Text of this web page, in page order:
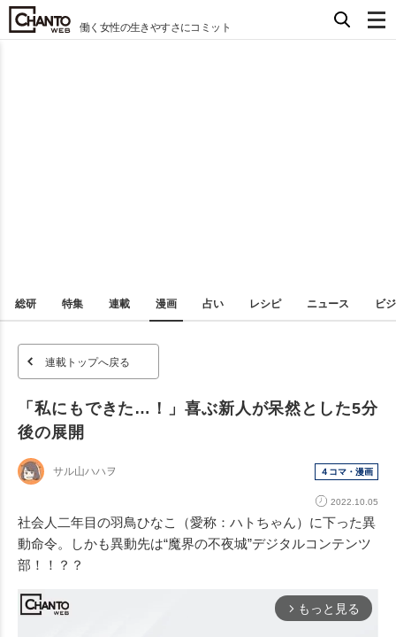
働く女性の生きやすさにコミット
総研 特集 連載 漫画 占い レシピ ニュース ビ
連載トップへ戻る
「私にもできた…！」喜ぶ新人が呆然とした5分
後の展開
サル山ハハヲ ４コマ・漫画
2022.10.05
社会人二年目の羽鳥ひなこ（愛称：ハトちゃん）に下った異
動命令。しかも異動先は“魔界の不夜城”デジタルコンテンツ
部！！？？
arrow_forward_ios もっと見る